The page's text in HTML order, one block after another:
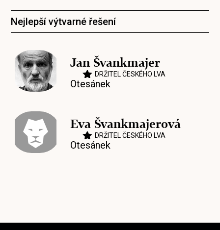
Nejlepší výtvarné řešení
Jan Švankmajer
DRŽITEL ČESKÉHO LVA
Otesánek
Eva Švankmajerová
DRŽITEL ČESKÉHO LVA
Otesánek